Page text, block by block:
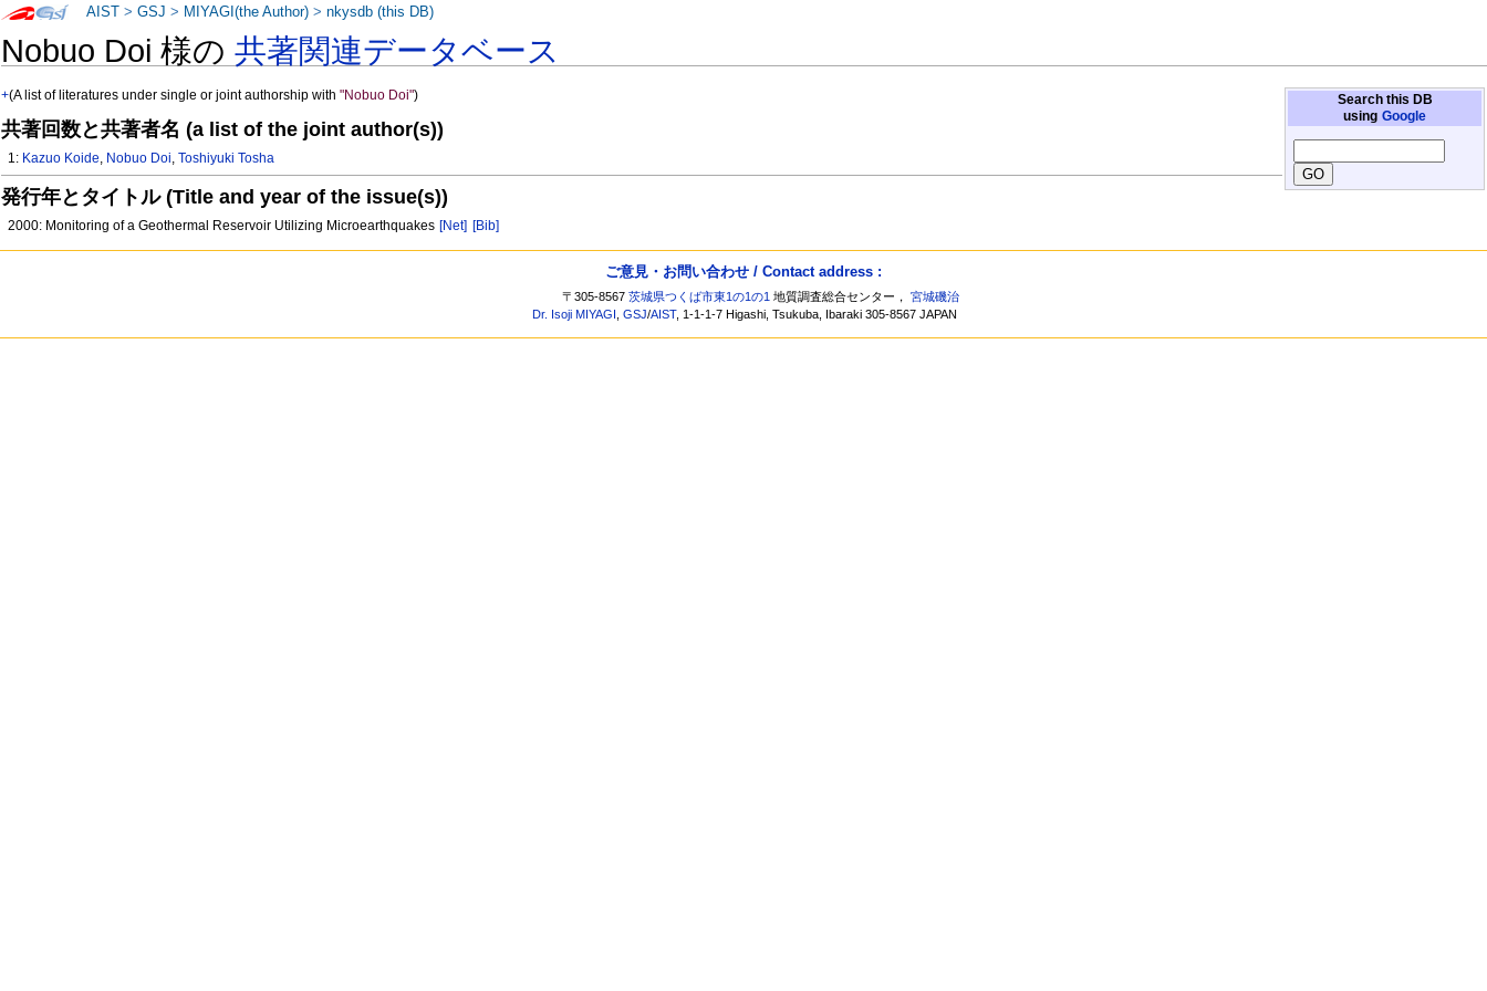
Nobuo Doi 様の共著関連データベース
Search this DB
using Google
+(A list of literatures under single or joint authorship with"Nobuo Doi")
共著回数と共著者名 (a list of the joint author(s))
1: Kazuo Koide, Nobuo Doi,Toshiyuki Tosha
発行年とタイトル (Title and year of the issue(s))
2000: Monitoring of a Geothermal Reservoir Utilizing Microearthquakes [Net] [Bib]
AIST >GSJ > MIYAGI(the Author) >nkysdb (this DB)
ご意見・お問い合わせ / Contact address :
〒305-8567茨城県つくば市東1の1の1 地質調査総合センター，宮城磯治
Dr. Isoji MIYAGI ,GSJ/AIST, 1-1-1-7 Higashi, Tsukuba, Ibaraki 305-8567 JAPAN